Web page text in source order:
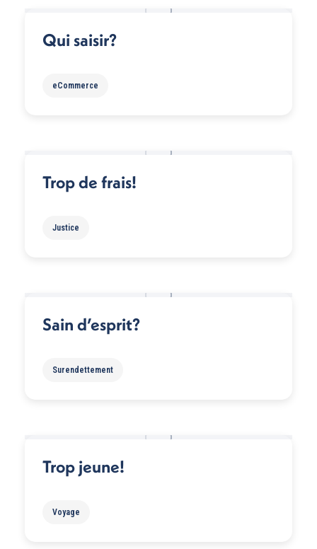
Qui saisir?
eCommerce
Trop de frais!
Justice
Sain d’esprit?
Surendettement
Trop jeune!
Voyage